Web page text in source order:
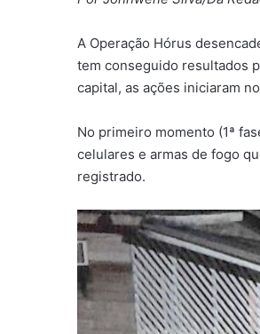
A Operação Hórus
tem conseguido resultados
capital, as ações iniciaram
No primeiro momento (1ª
celulares e armas de fogo
registrado.